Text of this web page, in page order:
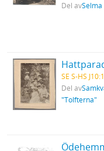
Del av
SE S-HS
Del av
"Tolfterna"